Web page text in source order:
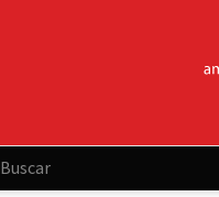
Buscar